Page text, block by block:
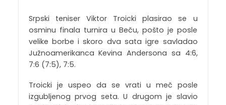
Srpski teniser Viktor Troicki plasirao se u
osminu finala turnira u Beču, pošto je posle
velike borbe i skoro dva sata igre savladao
Južnoamerikanca Kevina Andersona sa 4:6,
7:6 (7:5), 7:5.
Troicki je uspeo da se vrati u meč posle
izgubljenog prvog seta. U drugom je slavio